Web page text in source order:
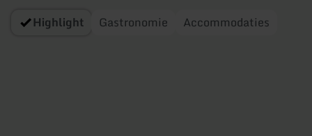
Highlight Gastronomie Accommodaties